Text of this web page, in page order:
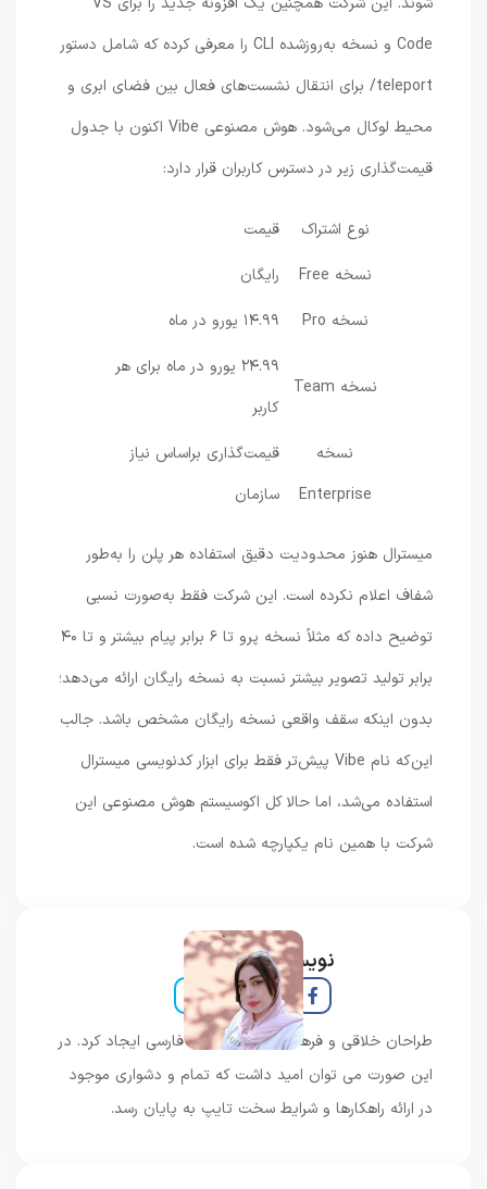
Code و نسخه به‌روزشده CLI را معرفی کرده که شامل دستور
teleport/ برای انتقال نشست‌های فعال بین فضای ابری و
محیط لوکال می‌شود. هوش مصنوعی Vibe اکنون با جدول
قیمت‌گذاری زیر در دسترس کاربران قرار دارد:
نوع اشتراک
قیمت
رایگان
۱۴.۹۹ یورو در ماه
۲۴.۹۹ یورو در ماه برای هر
Enterprise
قیمت‌گذاری براساس نیاز
سازمان
میسترال هنوز محدودیت دقیق استفاده هر پلن را به‌طور
شفاف اعلام نکرده است. این شرکت فقط به‌صورت نسبی
توضیح داده که مثلاً نسخه پرو تا ۶ برابر پیام بیشتر و تا ۴۰
برابر تولید تصویر بیشتر نسبت به نسخه رایگان ارائه می‌دهد؛
بدون اینکه سقف واقعی نسخه رایگان مشخص باشد. جالب
این‌که نام Vibe پیش‌تر فقط برای ابزار کدنویسی میسترال
استفاده می‌شد، اما حالا کل اکوسیستم هوش مصنوعی این
شرکت با همین نام یکپارچه شده است.
نویسنده و خبرنگار
طراحان خلاقی و فرهنگ پیشرو در زبان فارسی ایجاد کرد. در
این صورت می توان امید داشت که تمام و دشواری موجود
در ارائه راهکارها و شرایط سخت تایپ به پایان رسد.